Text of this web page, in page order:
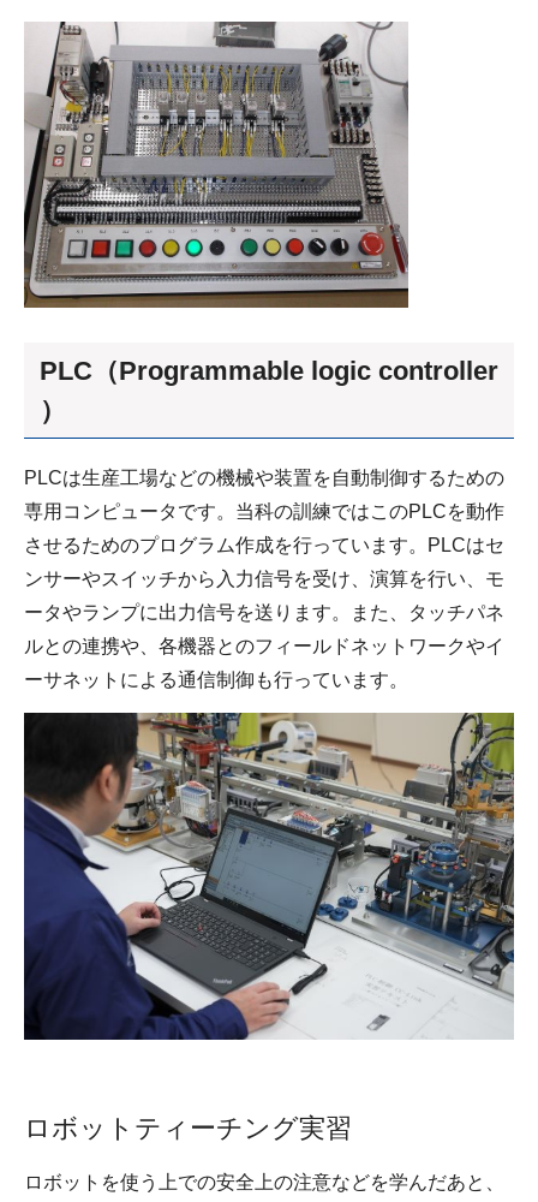
PLC（Programmable logic controller
）
PLCは生産工場などの機械や装置を自動制御するための
専用コンピュータです。当科の訓練ではこのPLCを動作
させるためのプログラム作成を行っています。PLCはセ
ンサーやスイッチから入力信号を受け、演算を行い、モ
ータやランプに出力信号を送ります。また、タッチパネ
ルとの連携や、各機器とのフィールドネットワークやイ
ーサネットによる通信制御も行っています。
ロボットティーチング実習
ロボットを使う上での安全上の注意などを学んだあと、